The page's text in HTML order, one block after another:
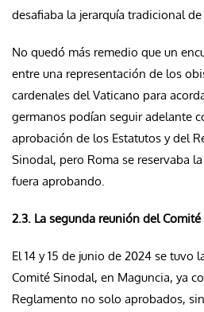
desafiaba la jerarquía tradicional
No quedó más remedio que un
entre una representación de los
cardenales del Vaticano para
germanos podían seguir adelante
aprobación de los Estatutos y del
Sinodal, pero Roma se reservaba la
fuera aprobando.
2.3. La segunda reunión del
El 14 y 15 de junio de 2024 se tuvo
Comité Sinodal, en Maguncia, ya
Reglamento no solo aprobados,